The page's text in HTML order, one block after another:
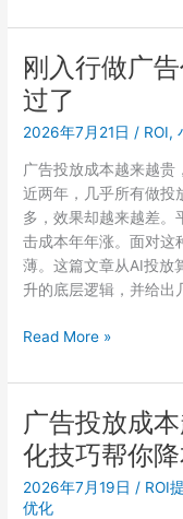
人
到
现
在
在
犯
副
业
做
电
商，
告
投
放
预
算
只
几
块，
聚
光
怎
么
投
刚入行做广
过了
2026年7月21日 / ROI,
广告投放成本越来越贵
近两年，几乎所有做投
多，效果却越来越差。
击成本年年涨。面对这
薄。这篇文章从AI投放
升的底层逻辑，并给
刚
行
做
广
告
代
投，
Read More »
广告投放成
化技巧帮你
2026年7月19日 / ROI
优化